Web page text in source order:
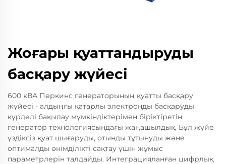
Жоғары қуаттандыруды
басқару жүйесі
600 кВА Перкинс генераторының қуатты басқару
жүйесі - алдыңғы қатарлы электронды басқаруды
күрделі бақылау мүмкіндіктерімен біріктіретін
генератор технологиясындағы жаңашылдық. Бұл жүйе
үздіксіз қуат шығаруды, отынды тұтынуды және
оптималды өнімділікті сақтау үшін жұмыс
параметрлерін талдайды. Интеграцияланған цифрлық